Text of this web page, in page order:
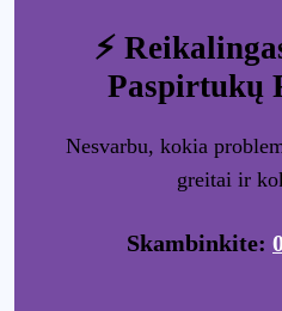
⚡
Paspirtukų
Nesvarbu, kokia
greitai ir
Skambinkite: